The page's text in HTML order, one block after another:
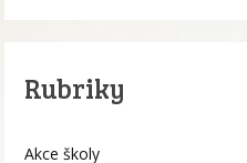
Rubriky
Akce školy